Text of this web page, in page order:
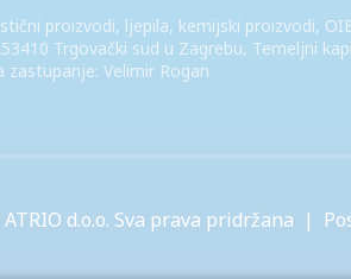
proizvodi, ljepila, kemijski proizvodi,
Trgovački sud u Zagrebu, Temeljni
Velimir Rogan
ATRIO d.o.o. Sva prava pridržana |